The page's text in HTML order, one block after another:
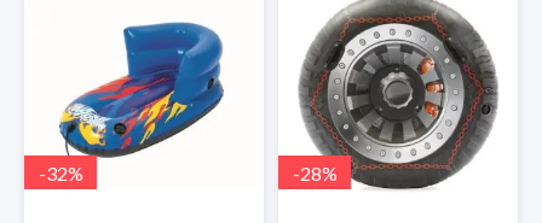
-32% -28%